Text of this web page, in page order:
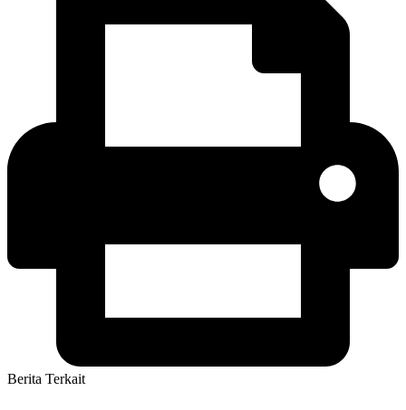
Berita Terkait